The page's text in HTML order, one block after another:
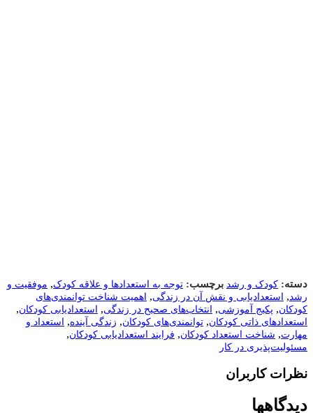
دسته: کودک و رشد برچسب: توجه به استعدادها و علاقه کودک, موفقیت و
رشد, استعدادیابی و نقش آن در زندگی, اهمیت شناخت توانمندی‌های
کودکان, پکیج آموزشی, انتخاب‌های صحیح در زندگی, استعدادیابی کودکان,
استعدادهای ذاتی کودکان, توانمندی‌های کودکان, زندگی آینده,
استعداد و
مهارت, شناخت استعداد کودکان, فرایند استعدادیابی کودکان,
مسئولیت‌پذیری در کار
نظرات کاربران
دیدگاهها